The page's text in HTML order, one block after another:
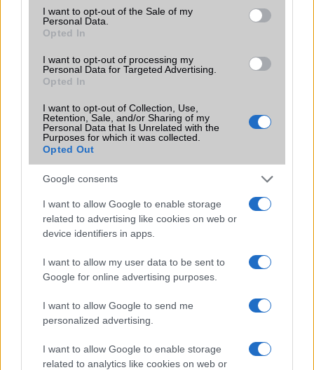
consent section.
I want to opt-out of the Sale of my
Personal Data.
Opted In
I want to opt-out of processing my
Personal Data for Targeted Advertising.
Opted In
I want to opt-out of Collection, Use,
Retention, Sale, and/or Sharing of my
Personal Data that Is Unrelated with the
Purposes for which it was collected.
Opted Out
Google consents
I want to allow Google to enable storage
related to advertising like cookies on web or
device identifiers in apps.
I want to allow my user data to be sent to
Google for online advertising purposes.
I want to allow Google to send me
personalized advertising.
I want to allow Google to enable storage
related to analytics like cookies on web or
SIM-ek száma 2
Flight mode
Terület Magyar
Brand Nincs
Védelem Nincs
Limited Edition Nincs
N/A = Nincs adat. Legutóbbi frissítés: 2026-07-13 19:00:00
Új és Használt GSM kiemelt ajánlatok
Apple iPhone 17e